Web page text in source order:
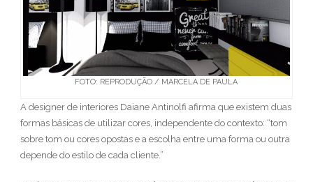
FOTO: REPRODUÇÃO / MARCELA DE PAULA
A designer de interiores Daiane Antinolfi afirma que existem duas
formas básicas de utilizar cores, independente do contexto: “tom
sobre tom ou cores opostas e a escolha entre uma forma ou outra
depende do estilo de cada cliente.”